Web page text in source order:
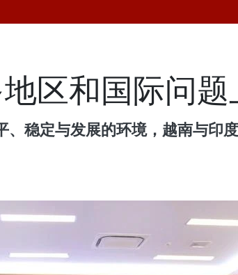
区和国际问
稳定与发展的环境，越南与印